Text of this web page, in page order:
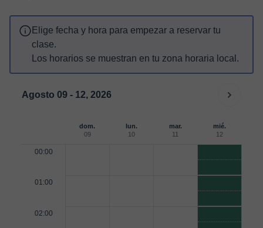
Elige fecha y hora para empezar a reservar tu
clase.
Los horarios se muestran en tu zona horaria local.
Agosto 09 - 12, 2026
dom.
09
lun.
10
mar.
11
mié.
12
00:00
01:00
02:00